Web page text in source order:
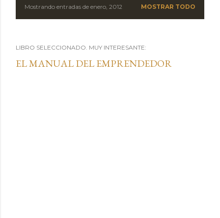
Mostrando entradas de enero, 2012 MOSTRAR TODO
LIBRO SELECCIONADO. MUY INTERESANTE:
EL MANUAL DEL EMPRENDEDOR